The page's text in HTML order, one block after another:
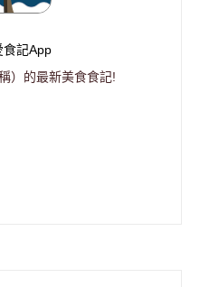
食記App
）的最新美食食記!